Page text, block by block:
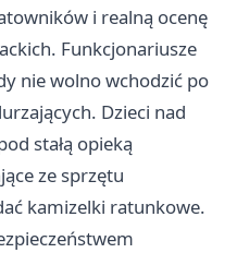
i realną ocenę
Funkcjonariusze
nie wolno wchodzić po
Dzieci nad
stałą opieką
ze sprzętu
kamizelki ratunkowe.